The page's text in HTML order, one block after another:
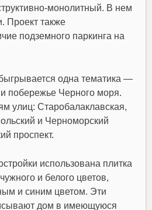
монолитный. В нем
Проект также
подземного паркинга на
одна тематика —
побережье Черного моря.
улиц: Старобалаклавская,
и Черноморский
проспект.
использована плитка
и белого цветов,
и синим цветом. Эти
дом в имеющуюся